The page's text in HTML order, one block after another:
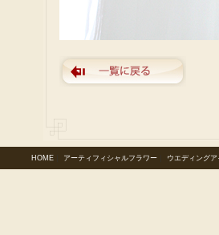
HOME｜ アーティフィシャルフラワー｜ ウエディングア